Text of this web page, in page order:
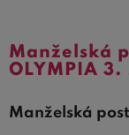
Manželská
OLYMPIA 3.
Manželská